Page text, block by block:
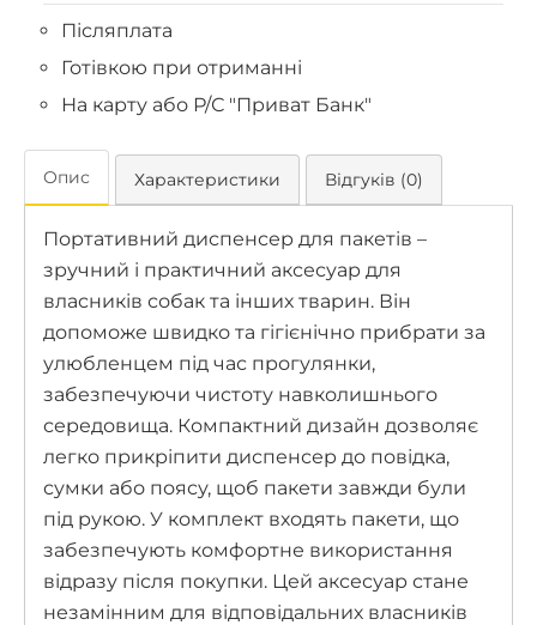
Післяплата
Готівкою при отриманні
На карту або Р/С "Приват Банк"
Опис Характеристики Відгуків (0)
Портативний диспенсер для пакетів –
зручний і практичний аксесуар для
власників собак та інших тварин. Він
допоможе швидко та гігієнічно прибрати за
улюбленцем під час прогулянки,
забезпечуючи чистоту навколишнього
середовища. Компактний дизайн дозволяє
легко прикріпити диспенсер до повідка,
сумки або поясу, щоб пакети завжди були
під рукою. У комплект входять пакети, що
забезпечують комфортне використання
відразу після покупки. Цей аксесуар стане
незамінним для відповідальних власників